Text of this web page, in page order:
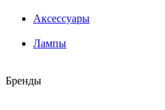
Аксессуары
Лампы
Бренды